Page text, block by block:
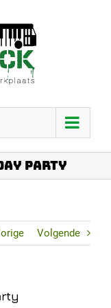
Party
Volgende